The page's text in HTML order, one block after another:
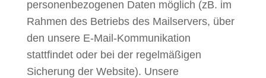
personenbezogenen Daten möglich (zB. im
Rahmen des Betriebs des Mailservers, über
den unsere E-Mail-Kommunikation
stattfindet oder bei der regelmäßigen
Sicherung der Website). Unsere